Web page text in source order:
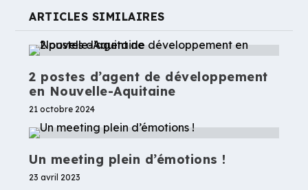
ARTICLES SIMILAIRES
2 postes d’agent de développement
en Nouvelle-Aquitaine
21 octobre 2024
Un meeting plein d’émotions !
23 avril 2023